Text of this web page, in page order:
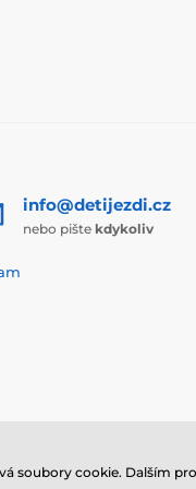
info@detijezdi.cz
nebo pište kdykoliv
© 2026
soubory cookie. Dalším